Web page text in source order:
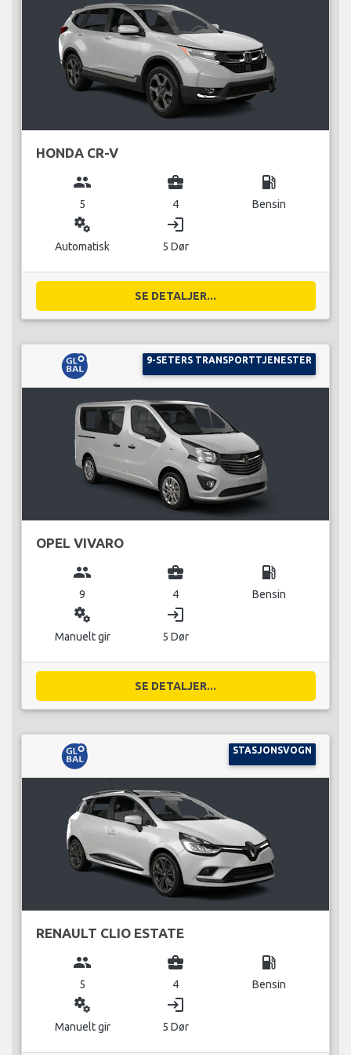
HONDA CR-V
group
5
business_center
4
local_gas_station
Bensin
miscellaneous_services
Automatisk
login
5 Dør
SE DETALJER...
9-SETERS TRANSPORTTJENESTER
OPEL VIVARO
group
9
business_center
4
local_gas_station
Bensin
miscellaneous_services
Manuelt gir
login
5 Dør
SE DETALJER...
STASJONSVOGN
RENAULT CLIO ESTATE
group
5
business_center
4
local_gas_station
Bensin
miscellaneous_services
Manuelt gir
login
5 Dør